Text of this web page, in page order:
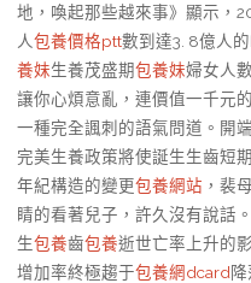
地，喚起那些越來事》顯示，
人包養價格ptt數到達3. 8億人
養妹生養茂盛期包養妹婦女人
讓你心煩意亂，連價值一千元
一種完全諷刺的語氣問道。開
完美生養政策將使誕生生齒短
年紀構造的變更包養網站 ，裴
睛的看著兒子，許久沒有說話
生包養齒包養逝世亡率上升的
增加率終極趨于包養網dcard